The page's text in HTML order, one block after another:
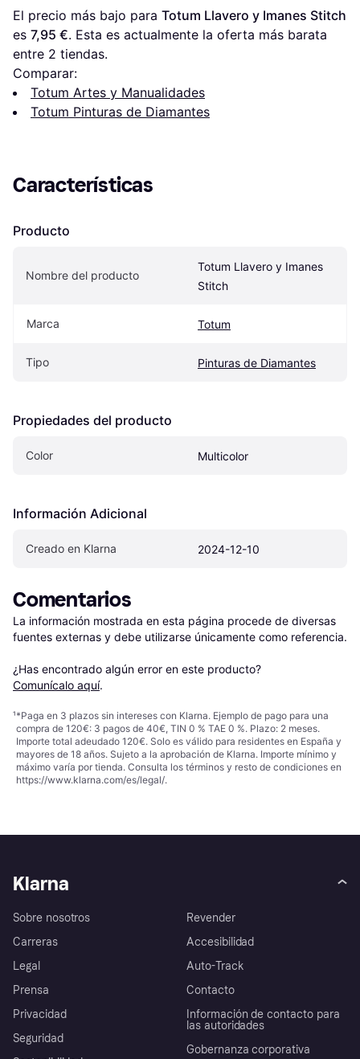
El precio más bajo para Totum Llavero y Imanes Stitch
es 7,95 €. Esta es actualmente la oferta más barata
entre 2 tiendas.
Comparar:
Totum Artes y Manualidades
Totum Pinturas de Diamantes
Características
Producto
Nombre del producto
Totum Llavero y Imanes
Stitch
Marca Totum
Tipo Pinturas de Diamantes
Propiedades del producto
Color Multicolor
Información Adicional
Creado en Klarna 2024-12-10
Comentarios
La información mostrada en esta página procede de diversas
fuentes externas y debe utilizarse únicamente como referencia.
¿Has encontrado algún error en este producto?
Comunícalo aquí.
¹*Paga en 3 plazos sin intereses con Klarna. Ejemplo de pago para una
compra de 120€: 3 pagos de 40€, TIN 0 % TAE 0 %. Plazo: 2 meses.
Importe total adeudado 120€. Solo es válido para residentes en España y
mayores de 18 años. Sujeto a la aprobación de Klarna. Importe mínimo y
máximo varía por tienda. Consulta los términos y resto de condiciones en
https://www.klarna.com/es/legal/.
Klarna
Sobre nosotros
Carreras
Legal
Prensa
Privacidad
Seguridad
Revender
Accesibilidad
Auto-Track
Contacto
Información de contacto para
las autoridades
Gobernanza corporativa